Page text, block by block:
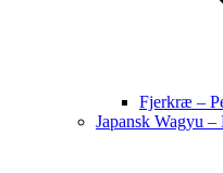
Fjerkræ –
Japansk Wagyu